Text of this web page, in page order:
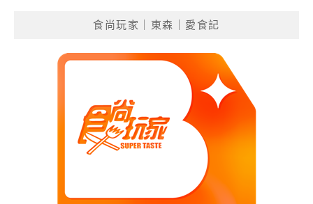
食尚玩家｜東森｜愛食記